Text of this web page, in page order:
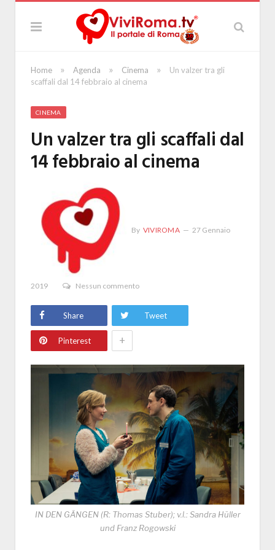
Home » Agenda » Cinema »
Un valzer tra gli
scaffali dal 14 febbraio al cinema
CINEMA
Un valzer tra gli scaffali dal
14 febbraio al cinema
By VIVIROMA 27 Gennaio
2019 Nessun commento
Share Tweet
Pinterest +
IN DEN GÄNGEN (R: Thomas Stuber); v.l.: Sandra Hüller
und Franz Rogowski